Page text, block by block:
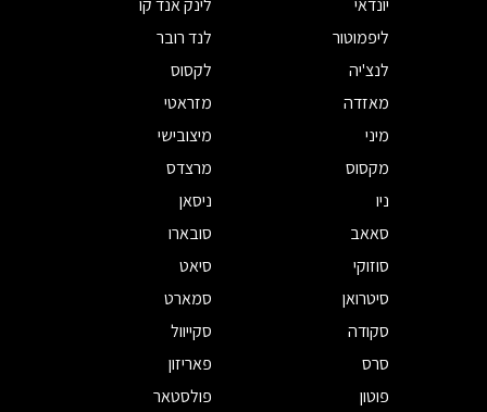
יונדאי
לינק אנד קו
ליפמוטור
לנד רובר
לנצ'יה
לקסוס
מאזדה
מזראטי
מיני
מיצובישי
מקסוס
מרצדס
ניו
ניסאן
סאאב
סובארו
סוזוקי
סיאט
סיטרואן
סמארט
סקודה
סקייוול
סרס
פאריזון
פוטון
פולסטאר